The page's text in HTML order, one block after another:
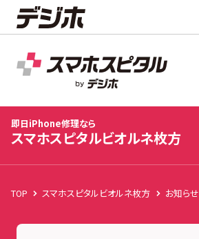
スマホスピタルビオルネ枚方
店舗TOP 修理料金 修理事例
即日iPhone修理なら
スマホスピタルビオルネ枚方
TOP スマホスピタルビオルネ枚方 お知らせ